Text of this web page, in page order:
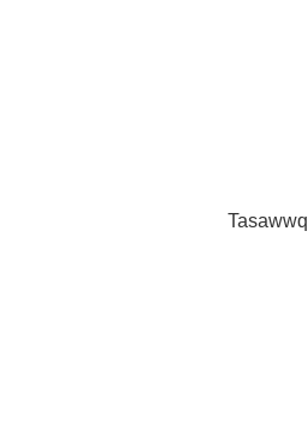
Tasawwq